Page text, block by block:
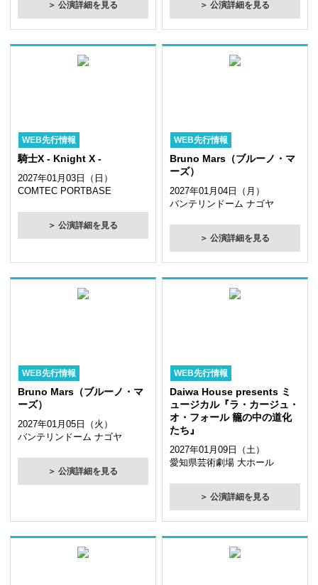
＞ 公演詳細を見る ＞ 公演詳細を見る
WEB先行情報
騎士X - Knight X -
2027年01月03日（日）
COMTEC PORTBASE
＞ 公演詳細を見る
WEB先行情報
Bruno Mars（ブルーノ・マ
ーズ）
2027年01月04日（月）
バンテリンドーム ナゴヤ
＞ 公演詳細を見る
WEB先行情報
Bruno Mars（ブルーノ・マ
ーズ）
2027年01月05日（火）
バンテリンドーム ナゴヤ
＞ 公演詳細を見る
WEB先行情報
Daiwa House presents ミ
ュージカル『ラ・カージュ・
オ・フォール 籠の中の道化
たち』
2027年01月09日（土）
愛知県芸術劇場 大ホール
＞ 公演詳細を見る